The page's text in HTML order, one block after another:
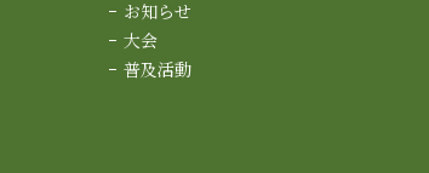
お知らせ
大会
普及活動